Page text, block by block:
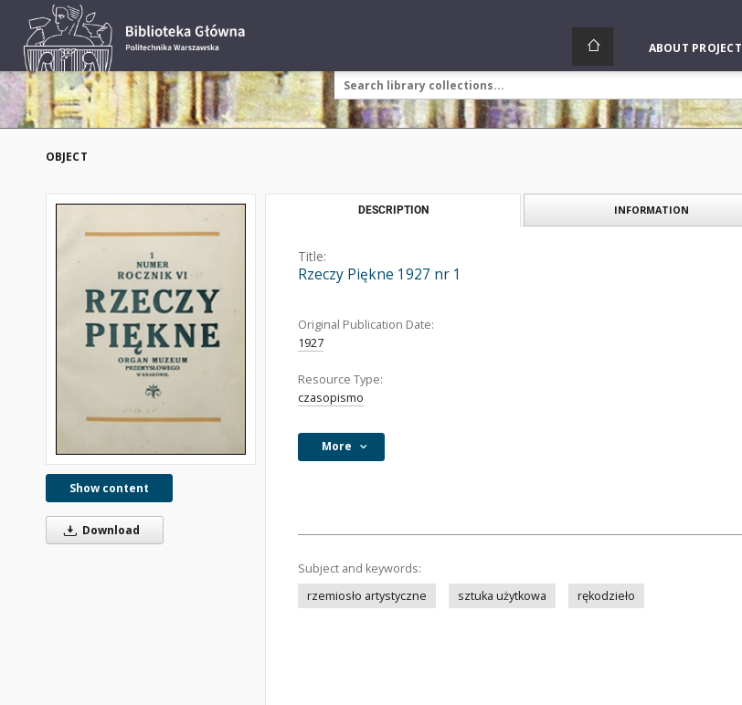
ABOUT PROJECT
OBJECT
Show content
Download
DESCRIPTION INFORMATION
Title:
Rzeczy Piękne 1927 nr 1
Original Publication Date:
1927
Resource Type:
czasopismo
More
Subject and keywords:
rzemiosło artystyczne
sztuka użytkowa rękodzieło